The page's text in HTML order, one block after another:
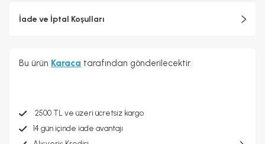
İade ve İptal Koşulları
Bu ürün Karaca tarafından gönderilecektir.
2500 TL ve üzeri ücretsiz kargo
14 gün içinde iade avantajı